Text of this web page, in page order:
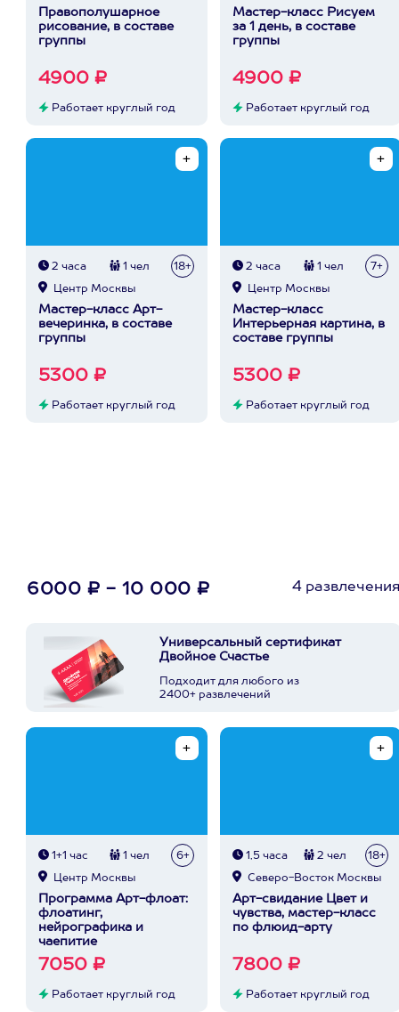
Правополушарное
рисование, в составе
группы
4900 ₽
Работает круглый год
Мастер-класс Рисуем
за 1 день, в составе
группы
4900 ₽
Работает круглый год
2 часа 1 чел 18+
Центр Москвы
Мастер-класс Арт-
вечеринка, в составе
группы
5300 ₽
Работает круглый год
2 часа 1 чел 7+
Центр Москвы
Мастер-класс
Интерьерная картина, в
составе группы
5300 ₽
Работает круглый год
6000 ₽ - 10 000 ₽ 4
Универсальный сертификат
Двойное Счастье
Подходит для любого из
2400+ развлечений
1+1 час 1 чел 6+
Центр Москвы
Программа Арт-флоат:
флоатинг,
нейрографика и
чаепитие
7050 ₽
Работает круглый год
1,5 часа 2 чел 18+
Северо-Восток Москвы
Арт-свидание Цвет и
чувства, мастер-класс
по флюид-арту
7800 ₽
Работает круглый год